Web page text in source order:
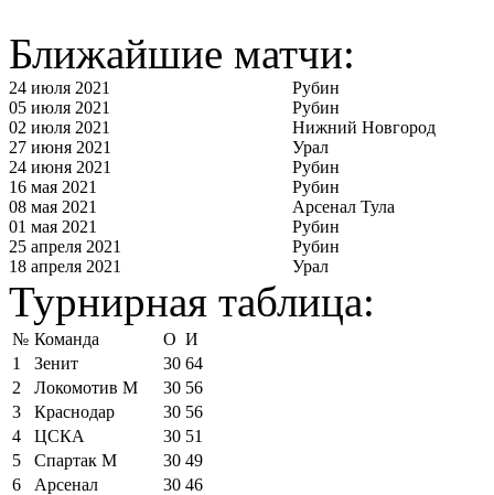
Ближайшие матчи:
24 июля 2021
Рубин
05 июля 2021
Рубин
02 июля 2021
Нижний Новгород
27 июня 2021
Урал
24 июня 2021
Рубин
16 мая 2021
Рубин
08 мая 2021
Арсенал Тула
01 мая 2021
Рубин
25 апреля 2021
Рубин
18 апреля 2021
Урал
Турнирная таблица:
№ Команда О И
1
Зенит 30 64
2
Локомотив М 30 56
3
Краснодар 30 56
4
ЦСКА 30 51
5
Спартак М 30 49
6
Арсенал 30 46